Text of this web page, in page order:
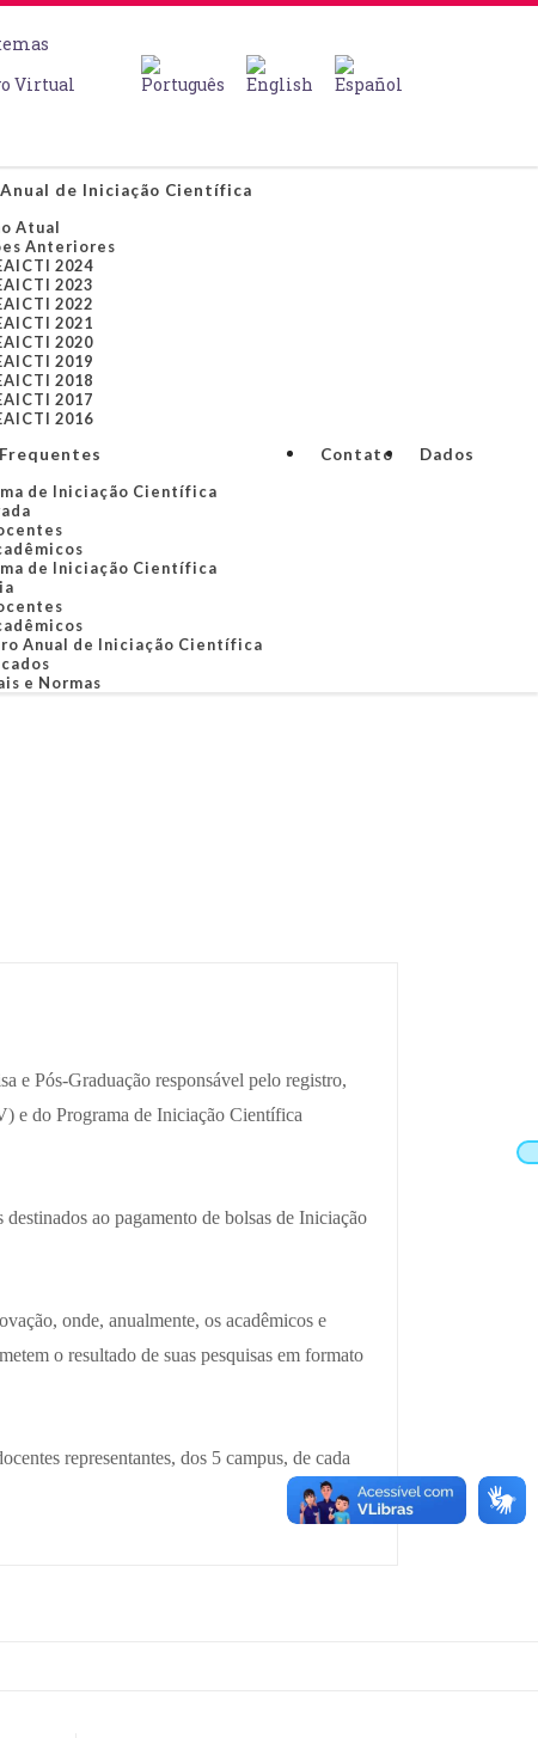
Virtual
de Iniciação Científica
Atual
Anteriores
2024
2023
2022
2021
2020
2019
2018
2017
2016
de Iniciação Científica
de Iniciação Científica
Anual de Iniciação Científica
e Normas
Contato Dados
e Pós-Graduação responsável pelo registro,
e do Programa de Iniciação Científica
ao pagamento de bolsas de Iniciação
onde, anualmente, os acadêmicos e
o resultado de suas pesquisas em formato
representantes, dos 5 campus, de cada